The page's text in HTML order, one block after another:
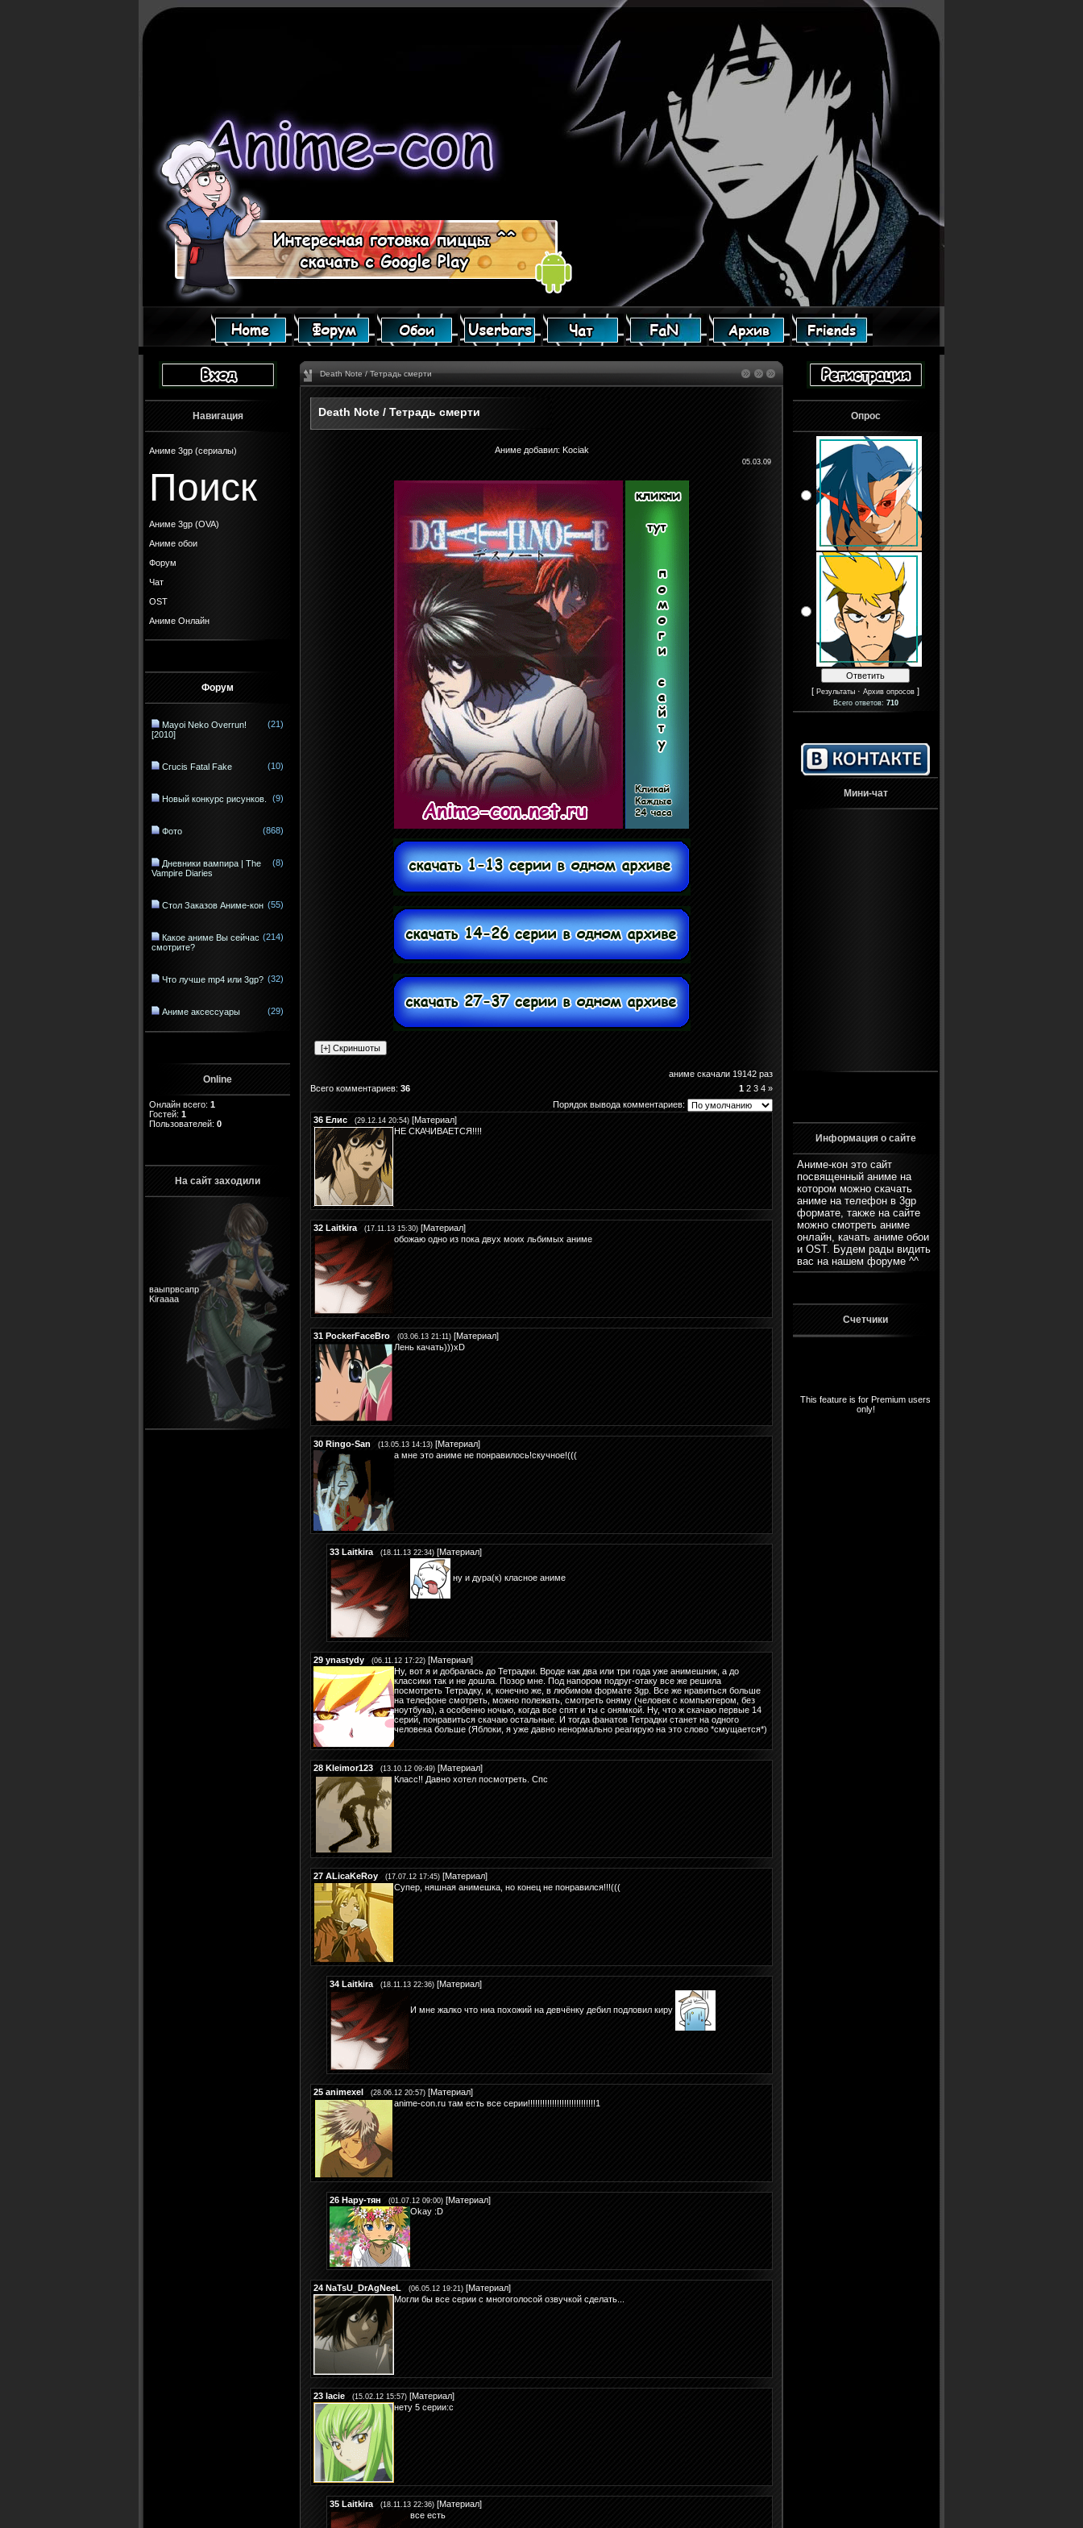
Навигация
Аниме 3gp (сериалы)
Поиск
Аниме 3gp (OVA)
Аниме обои
Форум
Чат
OST
Аниме Онлайн
Форум
Mayoi Neko Overrun!
[2010]
(21)
Crucis Fatal Fake (10)
Новый конкурс рисунков. (9)
Фото (868)
Дневники вампира | The
Vampire Diaries
(8)
Стол Заказов Аниме-кон (55)
Какое аниме Вы сейчас
смотрите?
(214)
Что лучше mp4 или 3gp? (32)
Аниме аксессуары (29)
Online
Онлайн всего: 1
Гостей: 1
Пользователей: 0
На сайт заходили
ваыпрвсапр
Death Note / Тетрадь смерти
Death Note / Тетрадь смерти
Аниме добавил: Kociak
05.03.09
аниме скачали 19142 раз
Всего комментариев: 36 1 2 3 4 »
Порядок вывода комментариев:
36 Елис (29.12.14 20:54) [Материал]
НЕ СКАЧИВАЕТСЯ!!!!
32 Laitkira (17.11.13 15:30) [Материал]
обожаю одно из пока двух моих льбимых аниме
31 PockerFaceBro (03.06.13 21:11) [Материал]
Лень качать)))xD
30 Ringo-San (13.05.13 14:13) [Материал]
а мне это аниме не понравилось!скучное!(((
33 Laitkira (18.11.13 22:34) [Материал]
ну и дура(к) класное аниме
29 ynastydy (06.11.12 17:22) [Материал]
Ну, вот я и добралась до Тетрадки. Вроде как два или три года уже анимешник, а до
классики так и не дошла. Позор мне. Под напором подруг-отаку все же решила
посмотреть Тетрадку, и, конечно же, в любимом формате 3gp. Все же нравиться больше
на телефоне смотреть, можно полежать, смотреть оняму (человек с компьютером, без
ноутбука), а особенно ночью, когда все спят и ты с онямкой. Ну, что ж скачаю первые 14
серий, понравиться скачаю остальные. И тогда фанатов Тетрадки станет на одного
человека больше (Яблоки, я уже давно ненормально реагирую на это слово *смущается*)
28 Kleimor123 (13.10.12 09:49) [Материал]
Класс!! Давно хотел посмотреть. Спс
27 ALicaKeRoy (17.07.12 17:45) [Материал]
Супер, няшная анимешка, но конец не понравился!!!(((
34 Laitkira (18.11.13 22:36) [Материал]
И мне жалко что ниа похожий на девчёнку дебил подловил киру
25 animexel (28.06.12 20:57) [Материал]
anime-con.ru там есть все серии!!!!!!!!!!!!!!!!!!!!!!!!!!!!1
26 Нару-тян (01.07.12 09:00) [Материал]
Okay :D
24 NaTsU_DrAgNeeL (06.05.12 19:21) [Материал]
Могли бы все серии с многоголосой озвучкой сделать...
23 lacie (15.02.12 15:57) [Материал]
нету 5 серии:с
35 Laitkira (18.11.13 22:36) [Материал]
все есть
Опрос
[ Результаты · Архив опросов ]
Всего ответов: 710
Мини-чат
Информация о сайте
Аниме-кон это сайт
посвященный аниме на
котором можно скачать
аниме на телефон в 3gp
формате, также на сайте
можно смотреть аниме
онлайн, качать аниме обои
и OST. Будем рады видить
вас на нашем форуме ^^
Счетчики
This feature is for Premium users
only!